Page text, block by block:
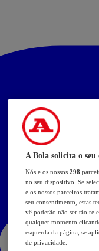
A Bola solicita o seu
Nós e os nossos 298
no seu dispositivo. Se
e os nossos parceiros
seu consentimento, estas
vê poderão não ser tão
qualquer momento
esquerda da página, se
de privacidade.